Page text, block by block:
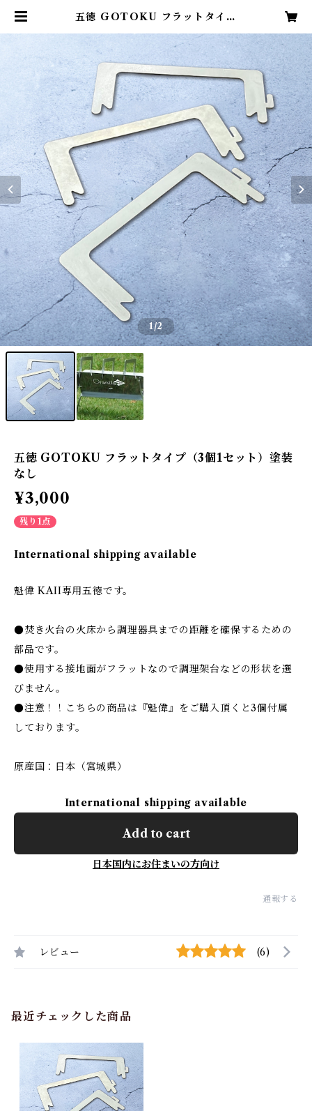
五徳 GOTOKU フラットタイプ
a（オレンティア）
1/2
五徳 GOTOKU フラットタイプ（3個1セット）塗装
なし
¥3,000
残り1点
International shipping available
魁偉 KAII専用五徳です。
●焚き火台の火床から調理器具までの距離を確保するための
部品です。
●使用する接地面がフラットなので調理架台などの形状を選
びません。
●注意！！こちらの商品は『魁偉』をご購入頂くと3個付属
しております。
原産国：日本（宮城県）
International shipping available
Add to cart
日本国内にお住まいの方向け
通報する
レビュー (6)
最近チェックした商品